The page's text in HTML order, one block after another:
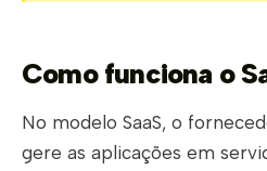
Como funciona o
No modelo SaaS, o
gere as aplicações em